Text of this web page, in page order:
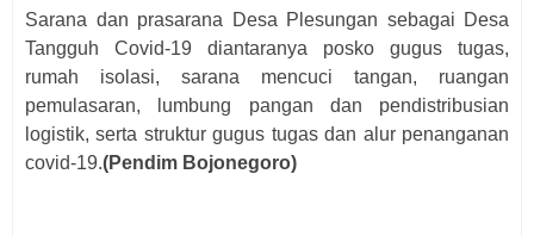
Sarana dan prasarana Desa Plesungan sebagai Desa
Tangguh Covid-19 diantaranya posko gugus tugas,
rumah isolasi, sarana mencuci tangan, ruangan
pemulasaran, lumbung pangan dan pendistribusian
logistik, serta struktur gugus tugas dan alur penanganan
covid-19.(Pendim Bojonegoro)